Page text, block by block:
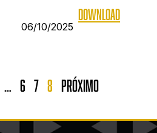
06/10/2025
DOWNLOAD
… 6 7 8 Próximo